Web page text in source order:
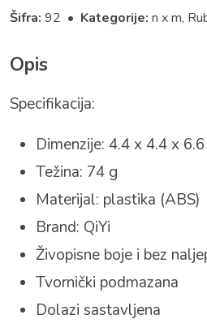
Šifra: 92 • Kategorije: n x m,
Opis
Specifikacija:
Dimenzije: 4.4 x 4.4 x
Težina: 74 g
Materijal: plastika (ABS)
Brand: QiYi
Živopisne boje i bez
Tvornički podmazana
Dolazi sastavljena